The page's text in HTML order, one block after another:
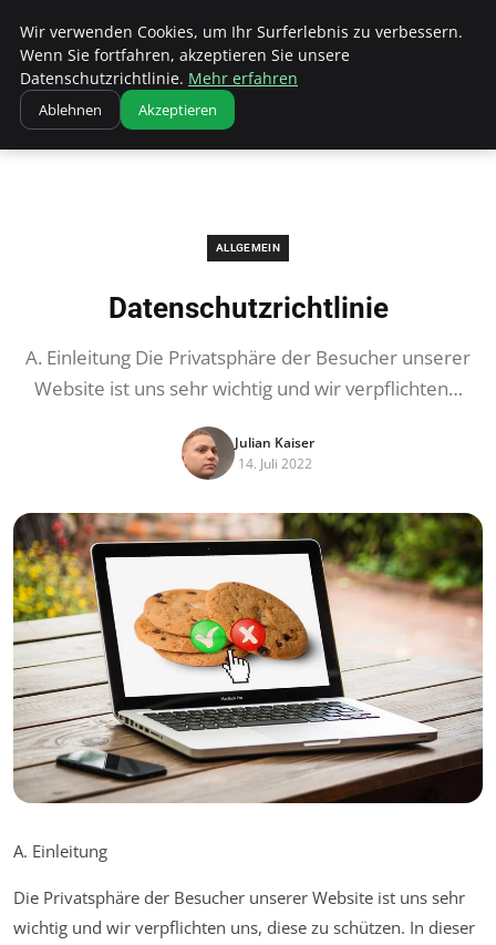
Bistro Grammophon
Startseite Allgemein Datenschutzrichtlinie
ALLGEMEIN
Datenschutzrichtlinie
A. Einleitung Die Privatsphäre der Besucher unserer
Website ist uns sehr wichtig und wir verpflichten…
Julian Kaiser
14. Juli 2022
A. Einleitung
Die Privatsphäre der Besucher unserer Website ist uns sehr
wichtig und wir verpflichten uns, diese zu schützen. In dieser
Wir verwenden Cookies, um Ihr Surferlebnis zu verbessern.
Wenn Sie fortfahren, akzeptieren Sie unsere
Datenschutzrichtlinie. Mehr erfahren
Ablehnen Akzeptieren